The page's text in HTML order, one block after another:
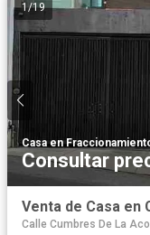
1/19
Casa en
Consultar
Venta de Casa en
Calle Cumbres De La